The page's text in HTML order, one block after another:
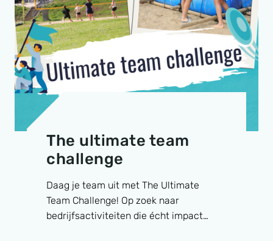
The ultimate team
challenge
Daag je team uit met The Ultimate
Team Challenge! Op zoek naar
bedrijfsactiviteiten die écht impact…